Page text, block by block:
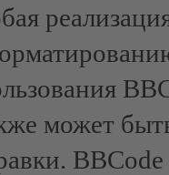
может